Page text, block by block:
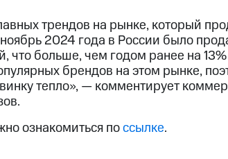
трендов на рынке, который
2024 года в России было
что больше, чем годом ранее на
брендов на этом рынке,
тепло», — комментирует
ознакомиться поссылке.